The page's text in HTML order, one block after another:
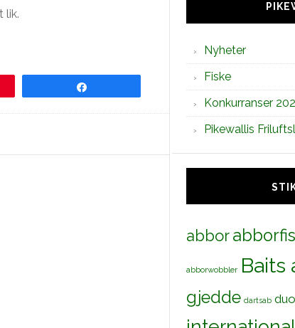
lik.
Nyheter
Fiske
Konkurranser
Pikewallis
abbor
abborwobbler Baits
gjedde dartsab duo